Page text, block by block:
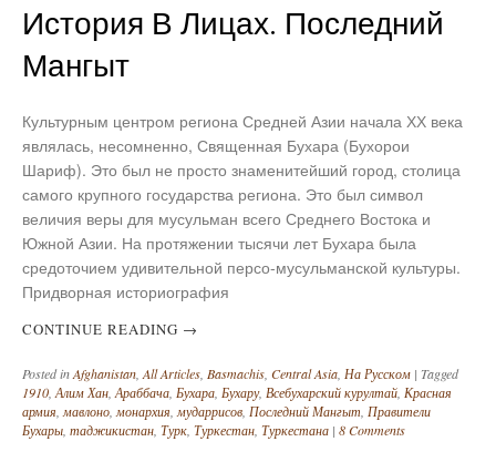
История В Лицах. Последний
Мангыт
Культурным центром региона Средней Азии начала ХХ века
являлась, несомненно, Священная Бухара (Бухорои
Шариф). Это был не просто знаменитейший город, столица
самого крупного государства региона. Это был символ
величия веры для мусульман всего Среднего Востока и
Южной Азии. На протяжении тысячи лет Бухара была
средоточием удивительной персо-мусульманской культуры.
Придворная историография
CONTINUE READING →
Posted inAfghanistan,All Articles, Basmachis, Central Asia, На Русском | Tagged
1910,Алим Хан,Араббача, Бухара, Бухару, Всебухарский курултай, Красная
армия,мавлоно,монархия,мударрисов, Последний Мангыт, Правители
Бухары, таджикистан, Турк, Туркестан, Туркестана | 8 Comments